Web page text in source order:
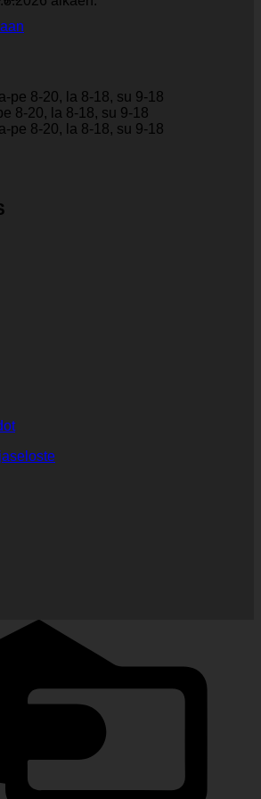
pe 8-20, la 8-18, su 9-18
8-20, la 8-18, su 9-18
pe 8-20, la 8-18, su 9-18